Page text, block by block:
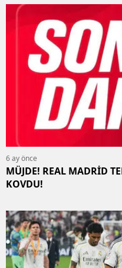
6 ay önce
MÜJDE! REAL MADRİD
KOVDU!